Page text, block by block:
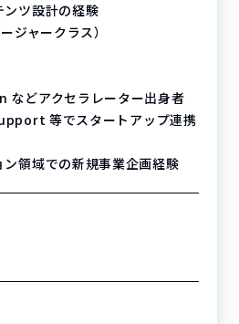
ツ設計の経験
ジャークラス）
どアクセラレーター出身者
等でスタートアップ連携
領域での新規事業企画経験